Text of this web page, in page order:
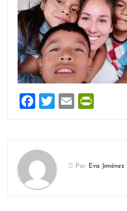
Facebook
Twitter
Email
Por Eva Jiménez